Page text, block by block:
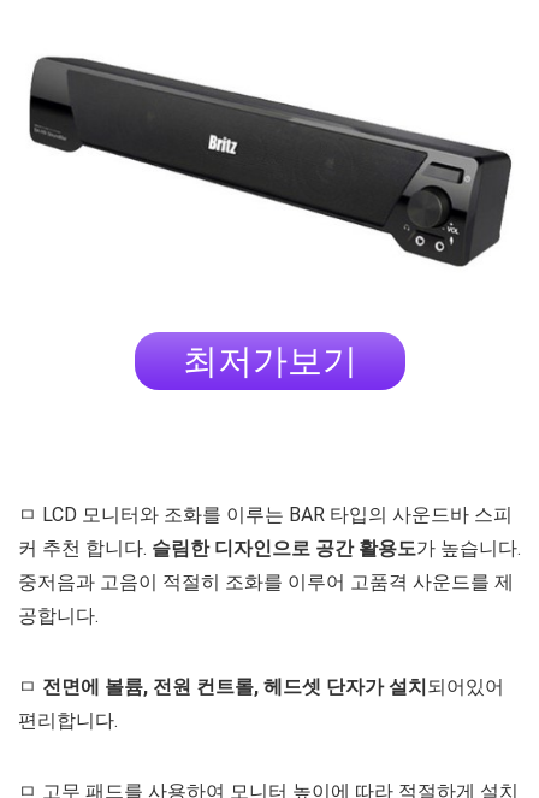
최저가보기
ㅁ LCD 모니터와 조화를 이루는 BAR 타입의 사운드바 스피
커 추천 합니다. 슬림한 디자인으로 공간 활용도가 높습니다.
중저음과 고음이 적절히 조화를 이루어 고품격 사운드를 제
공합니다.
ㅁ 전면에 볼륨, 전원 컨트롤, 헤드셋 단자가 설치 되어있어
편리합니다.
ㅁ 고무 패드를 사용하여 모니터 높이에 따라 적절하게 설치